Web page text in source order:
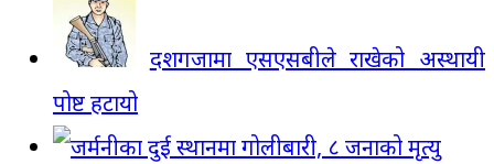
दशगजामा एसएसबीले राखेको अस्थायी
पोष्ट हटायो